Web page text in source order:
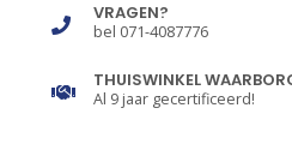
VRAGEN?
bel 071-4087776
THUISWINKEL
Al 9 jaar gecertificeerd!